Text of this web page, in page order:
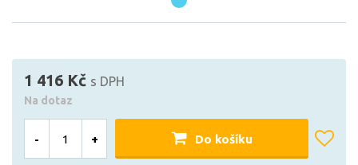
1 416 Kč s DPH
Na dotaz
- + Do košíku